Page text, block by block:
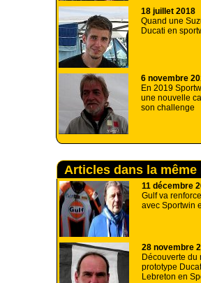
18 juillet 2018
Quand une
Ducati en
6 novembre
En 2019
une nouvelle
son challenge
Articles dans la
11 décembre
Gulf va
avec Sportwin
28 novembre
Découverte du
prototype
Lebreton en